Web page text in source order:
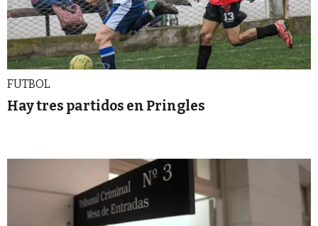
FUTBOL
Hay tres partidos en Pringles